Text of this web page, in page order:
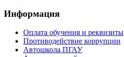
Информация
Оплата обучения и реквизиты
Противодействие коррупции
Автошкола ПГАУ